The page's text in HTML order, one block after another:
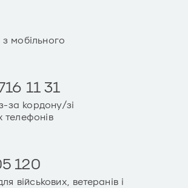
мобільного
11 31
за кордону/зі
телефонів
120
військових, ветеранів і